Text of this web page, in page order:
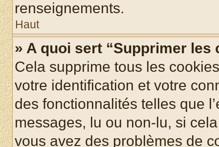
renseignements.
Haut
» A quoi sert “Supprimer les
Cela supprime tous les
votre identification et votre
des fonctionnalités telles que
messages, lu ou non-lu, si
vous avez des problèmes de